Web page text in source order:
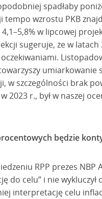
spadłaby
tempo wzrostu PKB
w lipcowej
sugeruje, że w
w szczególności brak
2023 r., był w naszej
będzie
RPP prezes NBP
do celu” i nie
interpretację celu